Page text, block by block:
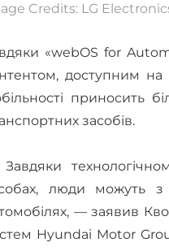
Credits: LG
«webOS for
доступним на
приносить
засобів.
люди можуть з
— заявив
Hyundai Motor